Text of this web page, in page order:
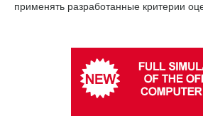
применять разработанные критерии